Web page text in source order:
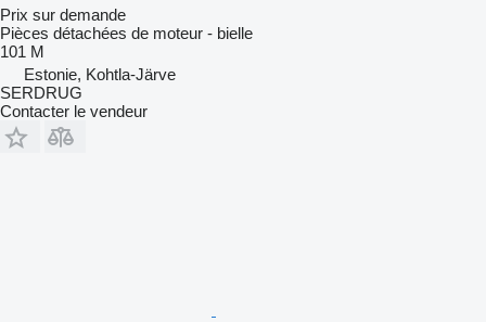
Prix sur demande
Pièces détachées de moteur - bielle
101 M
Estonie, Kohtla-Järve
SERDRUG
Contacter le vendeur